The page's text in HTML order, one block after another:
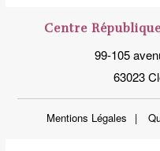
Centre
99-105
63023
Mentions Légales